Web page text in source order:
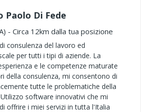
Paolo Di Fede
- Circa 12km dalla tua posizione
consulenza del lavoro ed
per tutti i tipi di aziende. La
e le competenze maturate
della consulenza, mi consentono di
tutte le problematiche della
software innovativi che mi
offrire i miei servizi in tutta l'Italia